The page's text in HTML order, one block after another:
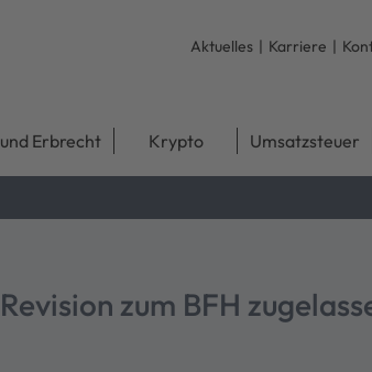
Aktuelles | Karriere |
Erbrecht Krypto Umsatzsteuer
zum BFH